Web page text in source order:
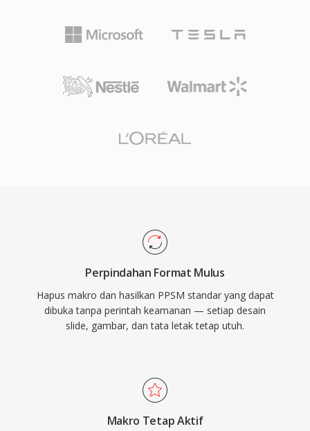
Perpindahan Format Mulus
Hapus makro dan hasilkan PPSM standar yang dapat
dibuka tanpa perintah keamanan — setiap desain
slide, gambar, dan tata letak tetap utuh.
Makro Tetap Aktif